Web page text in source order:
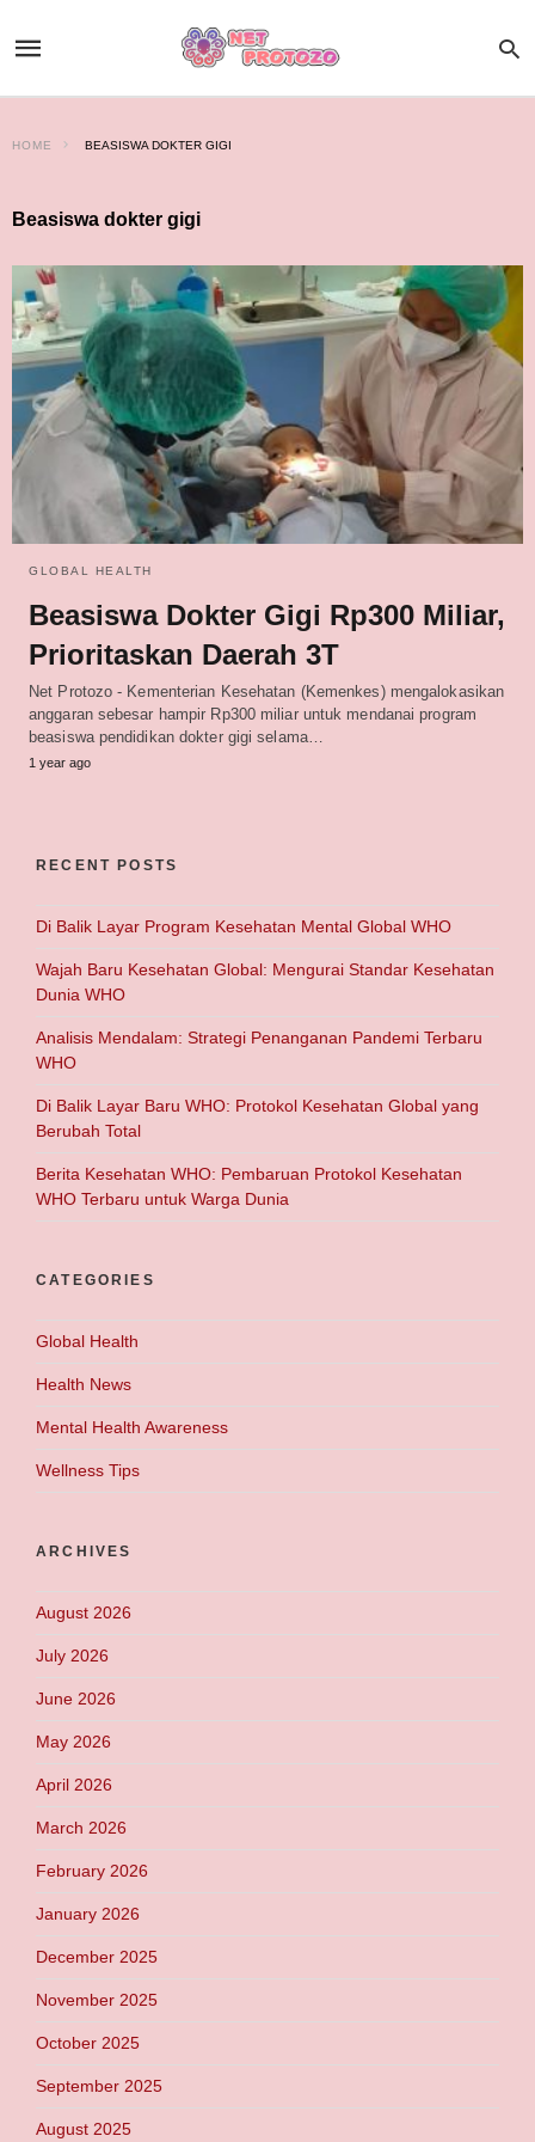
HOME BEASISWA DOKTER GIGI
Beasiswa dokter gigi
GLOBAL HEALTH
Beasiswa Dokter Gigi Rp300 Miliar,
Prioritaskan Daerah 3T
Net Protozo - Kementerian Kesehatan (Kemenkes) mengalokasikan
anggaran sebesar hampir Rp300 miliar untuk mendanai program
beasiswa pendidikan dokter gigi selama…
1 year ago
RECENT POSTS
Di Balik Layar Program Kesehatan Mental Global WHO
Wajah Baru Kesehatan Global: Mengurai Standar Kesehatan
Dunia WHO
Analisis Mendalam: Strategi Penanganan Pandemi Terbaru
WHO
Di Balik Layar Baru WHO: Protokol Kesehatan Global yang
Berubah Total
Berita Kesehatan WHO: Pembaruan Protokol Kesehatan
WHO Terbaru untuk Warga Dunia
CATEGORIES
Global Health
Health News
Mental Health Awareness
Wellness Tips
ARCHIVES
August 2026
July 2026
June 2026
May 2026
April 2026
March 2026
February 2026
January 2026
December 2025
November 2025
October 2025
September 2025
August 2025